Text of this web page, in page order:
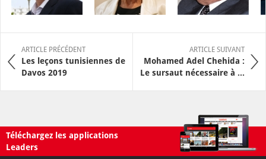
ARTICLE PRÉCÉDENT
Les leçons tunisiennes de
Davos 2019
ARTICLE SUIVANT
Mohamed Adel Chehida :
Le sursaut nécessaire à ...
Téléchargez les applications
Leaders